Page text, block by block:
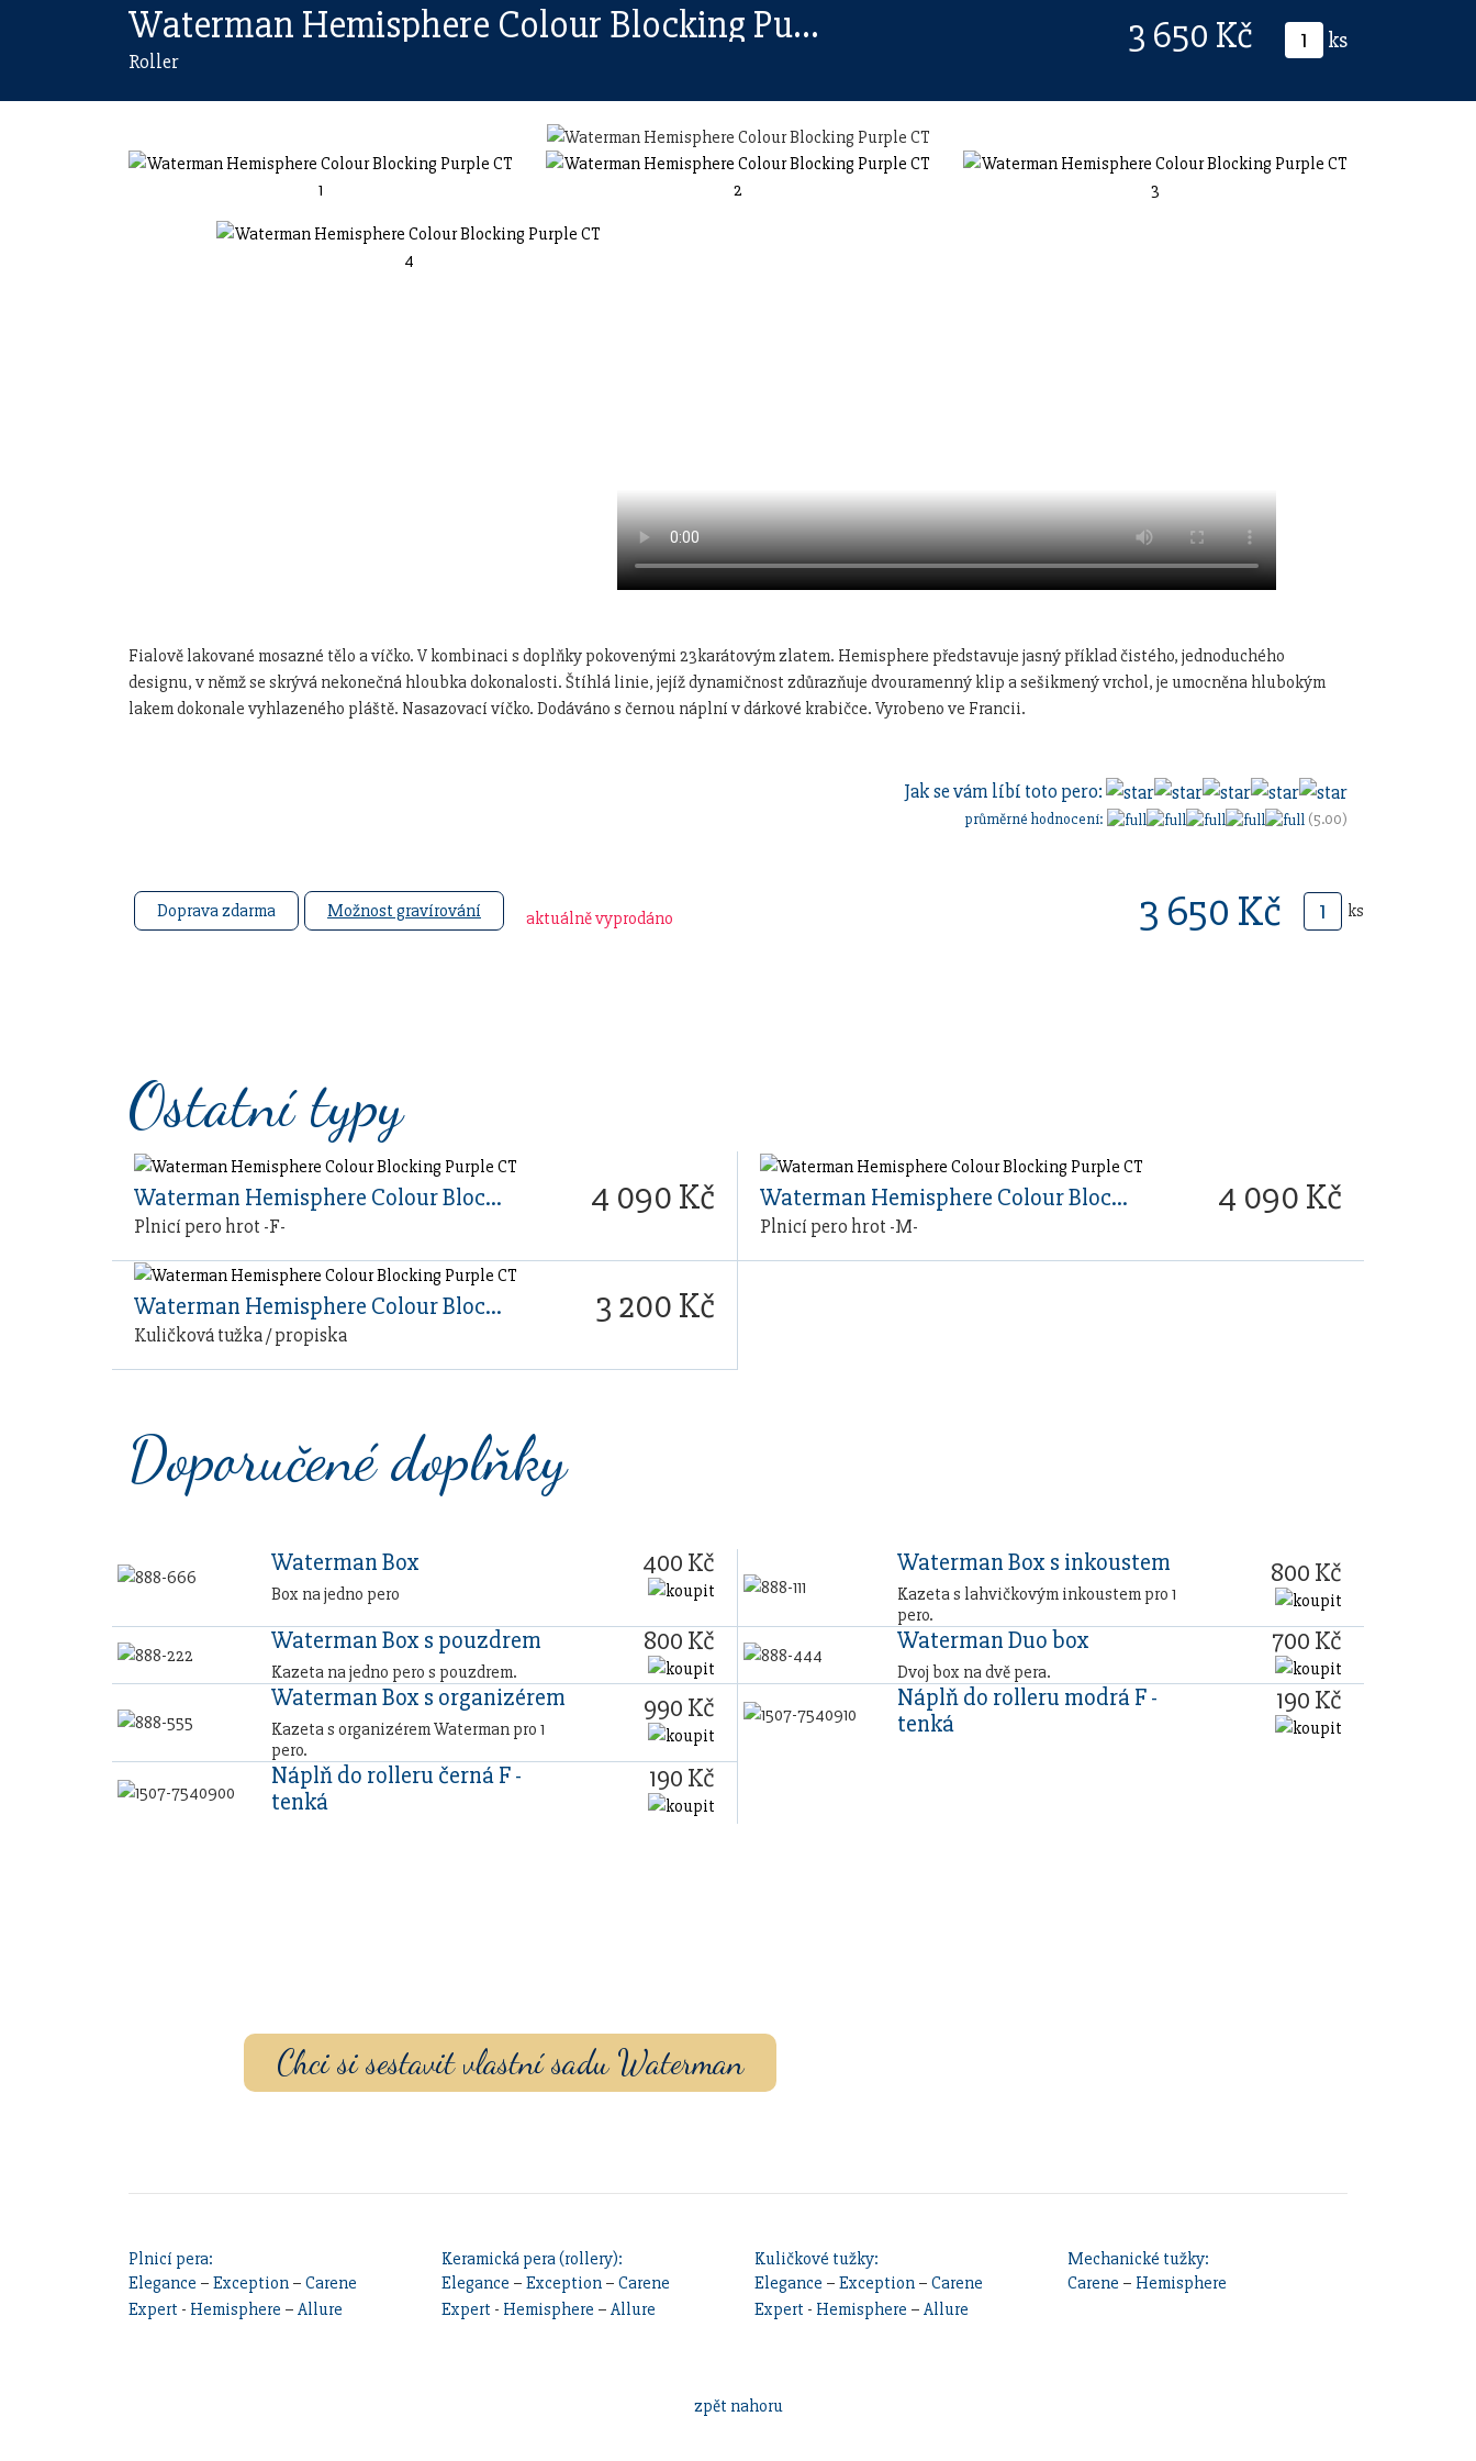
Waterman Hemisphere Colour Blocking Purple CT
Roller
3 650 Kč ks
Fialově lakované mosazné tělo a víčko. V kombinaci s doplňky pokovenými 23karátovým zlatem. Hemisphere představuje jasný příklad čistého, jednoduchého
designu, v němž se skrývá nekonečná hloubka dokonalosti. Štíhlá linie, jejíž dynamičnost zdůrazňuje dvouramenný klip a sešikmený vrchol, je umocněna hlubokým
lakem dokonale vyhlazeného pláště. Nasazovací víčko. Dodáváno s černou náplní v dárkové krabičce. Vyrobeno ve Francii.
Jak se vám líbí toto pero:
průměrné hodnocení: (5.00)
Doprava zdarma Možnost gravírování aktuálně vyprodáno 3 650 Kč ks
Ostatní typy
Waterman Hemisphere Colour Blocking Purple CT
Plnicí pero hrot -F-
4 090 Kč Waterman Hemisphere Colour Blocking Purple CT
Plnicí pero hrot -M-
4 090 Kč
Waterman Hemisphere Colour Blocking Purple CT
Kuličková tužka / propiska
3 200 Kč
Doporučené doplňky
Waterman Box
Box na jedno pero
400 Kč Waterman Box s inkoustem
Kazeta s lahvičkovým inkoustem pro 1
pero.
800 Kč
Waterman Box s pouzdrem
Kazeta na jedno pero s pouzdrem.
800 Kč Waterman Duo box
Dvoj box na dvě pera.
700 Kč
Waterman Box s organizérem
Kazeta s organizérem Waterman pro 1
pero.
990 Kč
Náplň do rolleru modrá F -
tenká
190 Kč
Náplň do rolleru černá F -
tenká
190 Kč
Chci si sestavit vlastní sadu Waterman
Plnicí pera:
Elegance – Exception – Carene
Expert - Hemisphere – Allure
Keramická pera (rollery):
Elegance – Exception – Carene
Expert - Hemisphere – Allure
Kuličkové tužky:
Elegance – Exception – Carene
Expert - Hemisphere – Allure
Mechanické tužky:
Carene – Hemisphere
zpět nahoru